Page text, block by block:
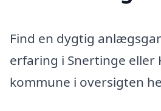
Find en dygtig
erfaring i Snertinge eller
kommune i oversigten